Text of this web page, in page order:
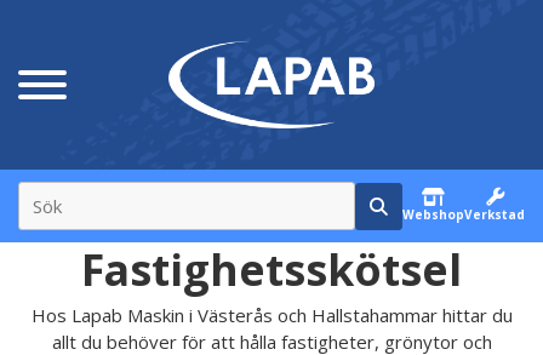
WebshopVerkstad
Fastighetsskötsel
Hos Lapab Maskin i Västerås och Hallstahammar hittar du
allt du behöver för att hålla fastigheter, grönytor och